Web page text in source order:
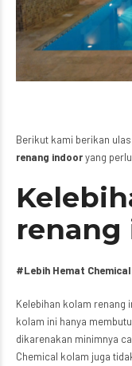
Berikut kami berikan
renang indooryang
renang
#Lebih Hemat Chemical
Kelebihan kolam renang
kolam ini hanya
dikarenakan minimnya
Chemical kolam juga